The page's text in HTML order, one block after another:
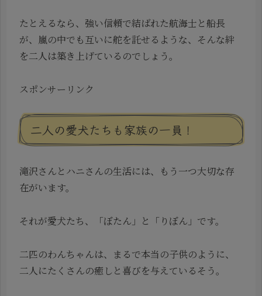
たとえるなら、強い信頼で結ばれた航海士と船長
が、嵐の中でも互いに舵を託せるような、そんな絆
を二人は築き上げているのでしょう。
スポンサーリンク
二人の愛犬たちも家族の一員！
滝沢さんとハニさんの生活には、もう一つ大切な存
在がいます。
それが愛犬たち、「ぼたん」と「りぼん」です。
二匹のわんちゃんは、まるで本当の子供のように、
二人にたくさんの癒しと喜びを与えているそう。